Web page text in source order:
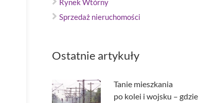
Rynek Wtórny
Sprzedaż nieruchomości
Ostatnie artykuły
Tanie mieszkania
po kolei i wojsku – gdzie